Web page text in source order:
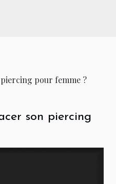
pour femme ?
son piercing